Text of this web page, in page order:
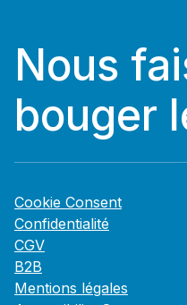
Nous
bouger
Cookie Consent
Confidentialité
CGV
B2B
Mentions légales